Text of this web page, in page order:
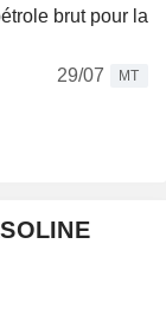
brut pour la
29/07
MT